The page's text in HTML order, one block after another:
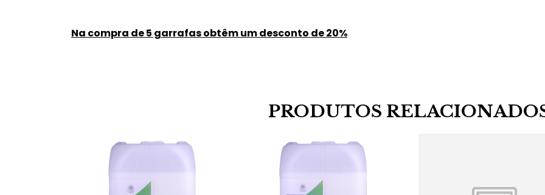
Na compra de 5 garrafas obtêm um desconto de 20%
PRODUTOS